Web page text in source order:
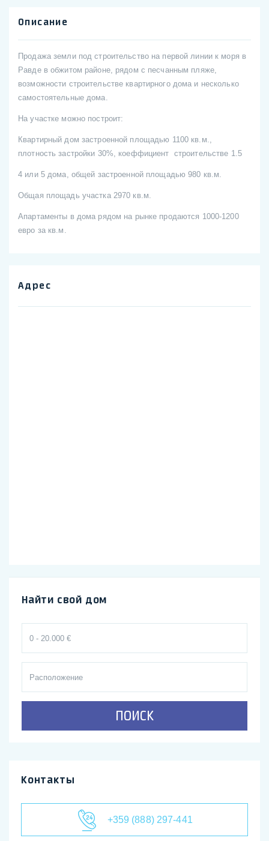
Описание
Продажа земли под строительство на первой линии к моря в
Равде в обжитом районе, рядом с песчанным пляже,
возможности строительстве квартирного дома и несколько
самостоятельные дома.
На участке можно построит:
Квартирный дом застроенной площадью 1100 кв.м.,
плотность застройки 30%, коеффициент строительстве 1.5
4 или 5 дома, общей застроенной площадью 980 кв.м.
Общая площадь участка 2970 кв.м.
Апартаменты в дома рядом на рынке продаются 1000-1200
евро за кв.м.
Адрес
Найти свой дом
ПОИСК
Контакты
+359 (888) 297-441